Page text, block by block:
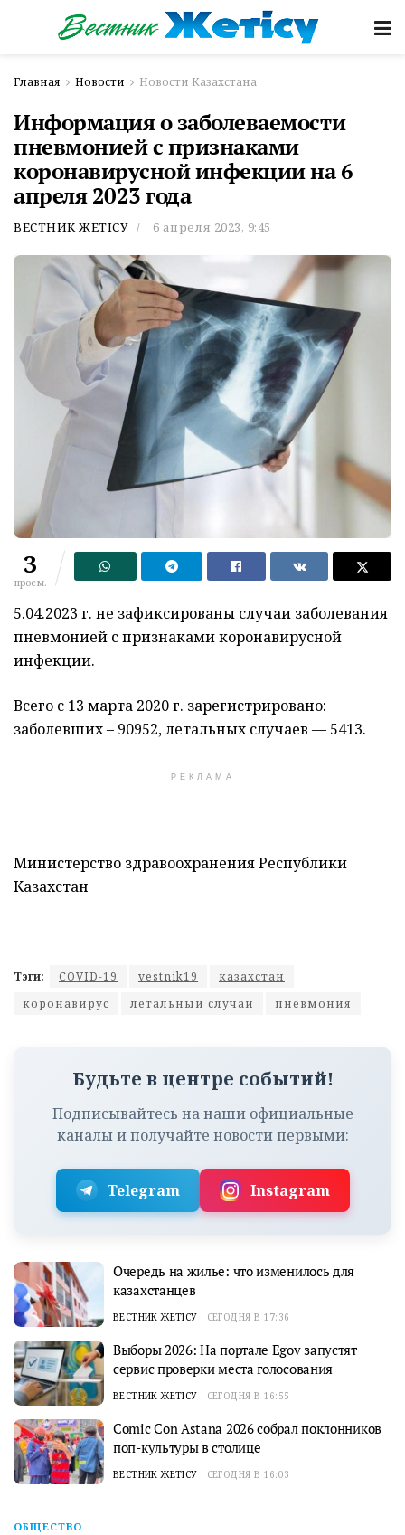
Главная Новости Новости Казахстана
Информация о заболеваемости
пневмонией с признаками
коронавирусной инфекции на 6
апреля 2023 года
ВЕСТНИК ЖЕТІСУ 6 апреля 2023, 9:45
3
просм.
5.04.2023 г. не зафиксированы случаи заболевания
пневмонией с признаками коронавирусной
инфекции.
Всего с 13 марта 2020 г. зарегистрировано:
заболевших – 90952, летальных случаев — 5413.
РЕКЛАМА
Министерство здравоохранения Республики
Казахстан
Тэги: COVID-19 vestnik19
казахстан
коронавирус
летальный случай пневмония
Будьте в центре событий!
Подписывайтесь на наши официальные
каналы и получайте новости первыми:
Telegram Instagram
Очередь на жилье: что изменилось для
казахстанцев
ВЕСТНИК ЖЕТІСУ СЕГОДНЯ В 17:36
Выборы 2026: На портале Egov запустят
сервис проверки места голосования
ВЕСТНИК ЖЕТІСУ СЕГОДНЯ В 16:55
Comic Con Astana 2026 собрал поклонников
поп-культуры в столице
ВЕСТНИК ЖЕТІСУ СЕГОДНЯ В 16:03
ОБЩЕСТВО